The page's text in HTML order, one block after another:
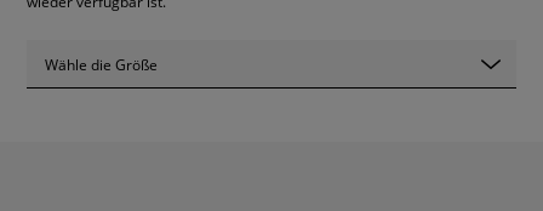
Wähle die Größe